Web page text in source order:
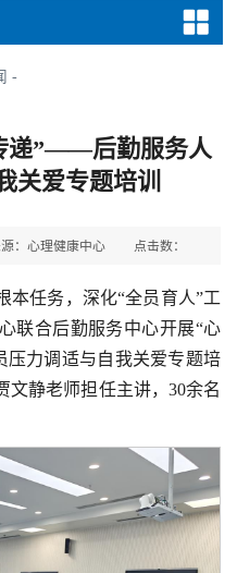
-
递”——后勤服务人
关爱专题培训
：心理健康中心 点击数：
本任务，深化“全员育人”工
联合后勤服务中心开展“心
力调适与自我关爱专题培
文静老师担任主讲，30余名